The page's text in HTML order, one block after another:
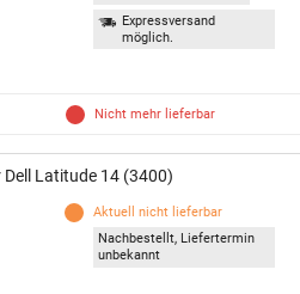
Expressversand
möglich.
Nicht mehr lieferbar
Latitude 14 (3400)
Aktuell nicht lieferbar
Nachbestellt, Liefertermin
unbekannt